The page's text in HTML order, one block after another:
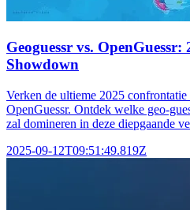
Geoguessr vs. OpenGuessr:
Showdown
Verken de ultieme 2025 confrontatie
OpenGuessr. Ontdek welke geo-
zal domineren in deze diepgaande
2025-09-12T09:51:49.819Z